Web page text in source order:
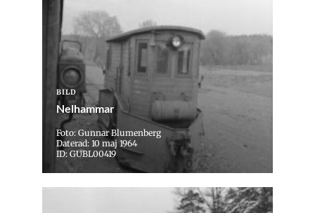
BILD
Nelhammar
Foto: Gunnar Blumenberg
Daterad: 10 maj 1964
ID: GUBL00419